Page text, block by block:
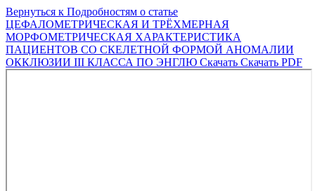
Вернуться к Подробностям о статье
ЦЕФАЛОМЕТРИЧЕСКАЯ И ТРЁХМЕРНАЯ
МОРФОМЕТРИЧЕСКАЯ ХАРАКТЕРИСТИКА
ПАЦИЕНТОВ СО СКЕЛЕТНОЙ ФОРМОЙ АНОМАЛИИ
ОККЛЮЗИИ III КЛАССА ПО ЭНГЛЮ Скачать Скачать PDF